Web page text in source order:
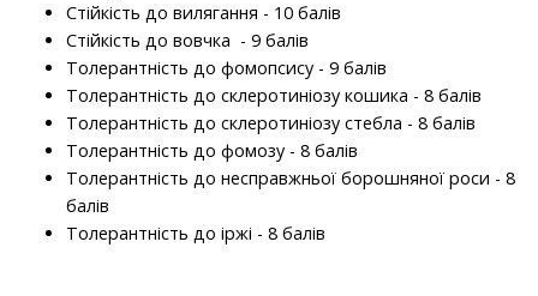
Стійкість до вилягання - 10 балів
Стійкість до вовчка - 9 балів
Толерантність до фомопсису - 9 балів
Толерантність до склеротиніозу кошика - 8 балів
Толерантність до склеротиніозу стебла - 8 балів
Толерантність до фомозу - 8 балів
Толерантність до несправжньої борошняної роси - 8
балів
Толерантність до іржі - 8 балів